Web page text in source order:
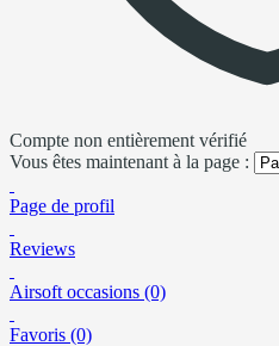
Compte non entièrement vérifié
Vous êtes maintenant à la page :
Page de profil
Reviews
Airsoft occasions (0)
Favoris (0)